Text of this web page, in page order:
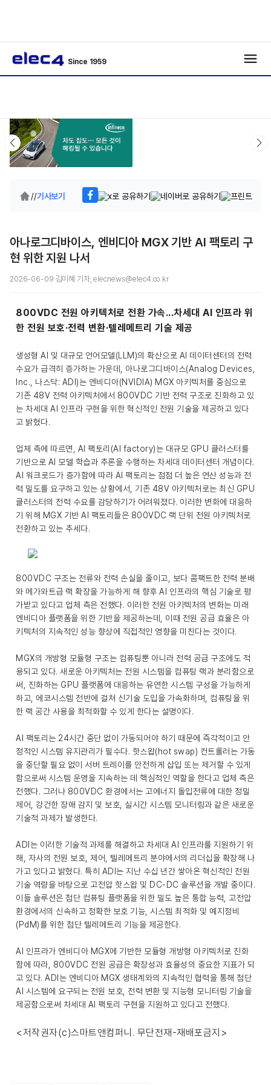
Since 1959
//기사보기
아나로그디바이스, 엔비디아 MGX 기반 AI 팩토리 구
현 위한 지원 나서
2026-06-09 김미혜 기자, elecnews@elec4.co.kr
800VDC 전원 아키텍처로 전환 가속...차세대 AI 인프라 위
한 전원 보호·전력 변환·텔레메트리 기술 제공
생성형 AI 및 대규모 언어모델(LLM)의 확산으로 AI 데이터센터의 전력
수요가 급격히 증가하는 가운데, 아나로그디바이스(Analog Devices,
Inc., 나스닥: ADI)는 엔비디아(NVIDIA) MGX 아키텍처를 중심으로
기존 48V 전력 아키텍처에서 800VDC 기반 전력 구조로 진화하고 있
는 차세대 AI 인프라 구현을 위한 혁신적인 전원 기술을 제공하고 있다
고 밝혔다.
업체 측에 따르면, AI 팩토리(AI factory)는 대규모 GPU 클러스터를
기반으로 AI 모델 학습과 추론을 수행하는 차세대 데이터센터 개념이다.
AI 워크로드가 증가함에 따라 AI 팩토리는 점점 더 높은 연산 성능과 전
력 밀도를 요구하고 있는 상황에서, 기존 48V 아키텍처로는 최신 GPU
클러스터의 전력 수요를 감당하기가 어려워졌다. 이러한 변화에 대응하
기 위해 MGX 기반 AI 팩토리들은 800VDC 랙 단위 전원 아키텍처로
전환하고 있는 추세다.
800VDC 구조는 전류와 전력 손실을 줄이고, 보다 콤팩트한 전력 분배
와 메가와트급 랙 확장을 가능하게 해 향후 AI 인프라의 핵심 기술로 평
가받고 있다고 업체 측은 전했다. 이러한 전원 아키텍처의 변화는 미래
엔비디아 플랫폼을 위한 기반을 제공하는데, 이때 전원 공급 효율은 아
키텍처의 지속적인 성능 향상에 직접적인 영향을 미친다는 것이다.
MGX의 개방형 모듈형 구조는 컴퓨팅뿐 아니라 전력 공급 구조에도 적
용되고 있다. 새로운 아키텍처는 전원 시스템을 컴퓨팅 랙과 분리함으로
써, 진화하는 GPU 플랫폼에 대응하는 유연한 시스템 구성을 가능하게
하고, 에코시스템 전반에 걸쳐 신기술 도입을 가속화하며, 컴퓨팅을 위
한 랙 공간 사용을 최적화할 수 있게 한다는 설명이다.
AI 팩토리는 24시간 중단 없이 가동되어야 하기 때문에 즉각적이고 안
정적인 시스템 유지관리가 필수다. 핫스왑(hot swap) 컨트롤러는 가동
을 중단할 필요 없이 서버 트레이를 안전하게 삽입 또는 제거할 수 있게
함으로써 시스템 운영을 지속하는 데 핵심적인 역할을 한다고 업체 측은
전했다. 그러나 800VDC 환경에서는 고에너지 돌입전류에 대한 정밀
제어, 강건한 장애 감지 및 보호, 실시간 시스템 모니터링과 같은 새로운
기술적 과제가 발생한다.
ADI는 이러한 기술적 과제를 해결하고 차세대 AI 인프라를 지원하기 위
해, 자사의 전원 보호, 제어, 텔레메트리 분야에서의 리더십을 확장해 나
가고 있다고 밝혔다. 특히 ADI는 지난 수십 년간 쌓아온 혁신적인 전원
기술 역량을 바탕으로 고전압 핫스왑 및 DC-DC 솔루션을 개발 중이다.
이들 솔루션은 첨단 컴퓨팅 플랫폼을 위한 밀도 높은 통합 능력, 고전압
환경에서의 신속하고 정확한 보호 기능, 시스템 최적화 및 예지정비
(PdM)를 위한 첨단 텔레메트리 기능을 제공한다.
AI 인프라가 엔비디아 MGX에 기반한 모듈형 개방형 아키텍처로 진화
함에 따라, 800VDC 전원 공급은 확장성과 효율성의 중요한 지표가 되
고 있다. ADI는 엔비디아 MGX 생태계와의 지속적인 협력을 통해 첨단
AI 시스템에 요구되는 전원 보호, 전력 변환 및 지능형 모니터링 기술을
제공함으로써 차세대 AI 팩토리 구현을 지원하고 있다고 전했다.
<저작권자(c)스마트앤컴퍼니. 무단전재-재배포금지>